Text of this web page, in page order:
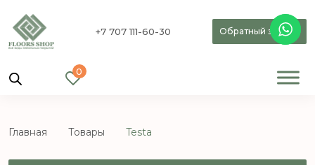
+7 707 111-60-30 Обратный звонок
0
Главная Товары Testa